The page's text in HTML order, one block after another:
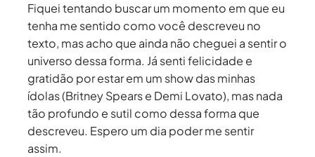
Fiquei tentando buscar um momento em que eu
tenha me sentido como você descreveu no
texto, mas acho que ainda não cheguei a sentir o
universo dessa forma. Já senti felicidade e
gratidão por estar em um show das minhas
ídolas (Britney Spears e Demi Lovato), mas nada
tão profundo e sutil como dessa forma que
descreveu. Espero um dia poder me sentir
assim.